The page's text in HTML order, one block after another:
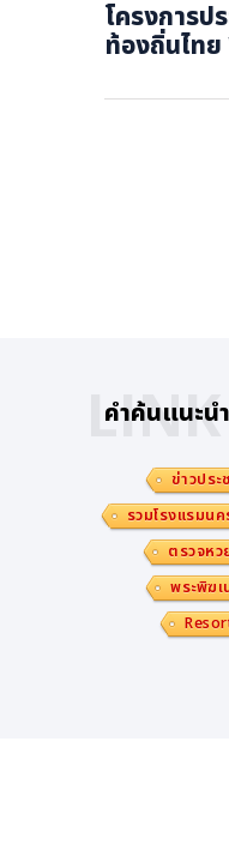
โครงการ
ท้องถิ่นไทย
คำค้นแนะนำ
LINK
ข่าวปร
รวมโรงแรมน
ตรวจหว
พระพิฆเ